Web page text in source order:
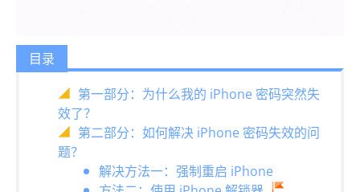
目录
第一部分：为什么我的 iPhone 密码突然失
效了？
第二部分：如何解决 iPhone 密码失效的问
题？
解决方法一：强制重启 iPhone